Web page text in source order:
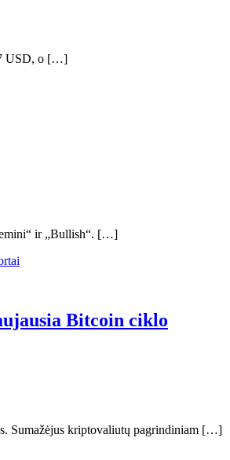
USD, o […]
ir „Bullish“. […]
Bitcoin ciklo
Sumažėjus kriptovaliutų pagrindiniam […]